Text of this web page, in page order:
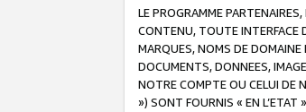
LE PROGRAMME
CONTENU, TOUTE INTERFACE
MARQUES, NOMS DE
DOCUMENTS, DONNEES,
NOTRE COMPTE OU CELUI DE
») SONT FOURNIS « EN L’ETAT